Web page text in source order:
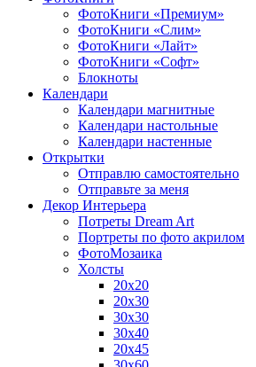
ФотоКниги «Премиум»
ФотоКниги «Слим»
ФотоКниги «Лайт»
ФотоКниги «Софт»
Блокноты
Календари
Календари магнитные
Календари настольные
Календари настенные
Открытки
Отправлю самостоятельно
Отправьте за меня
Декор Интерьера
Потреты Dream Art
Портреты по фото акрилом
ФотоМозаика
Холсты
20х20
20х30
30х30
30х40
20х45